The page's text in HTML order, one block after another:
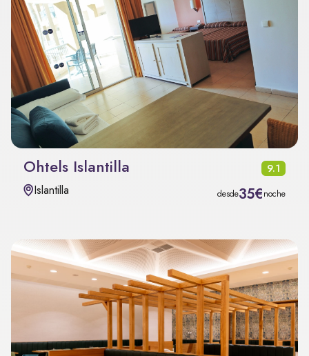
Ohtels Islantilla 9.1
Islantilla desde35€noche